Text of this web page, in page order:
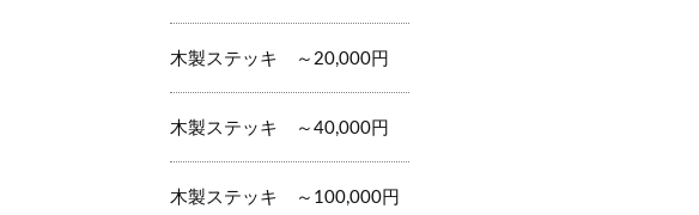
木製ステッキ ～20,000円
木製ステッキ ～40,000円
木製ステッキ ～100,000円